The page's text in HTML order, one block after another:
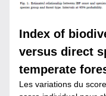
Index of
versus direct
temperate
Les variations du